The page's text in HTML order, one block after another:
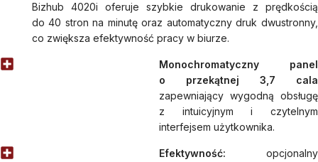
Bizhub 4020i oferuje szybkie drukowanie z prędkością
do 40 stron na minutę oraz automatyczny druk dwustronny,
co zwiększa efektywność pracy w biurze.
Monochromatyczny panel
o przekątnej 3,7 cala
zapewniający wygodną obsługę
z intuicyjnym i czytelnym
interfejsem użytkownika.
Efektywność: opcjonalny